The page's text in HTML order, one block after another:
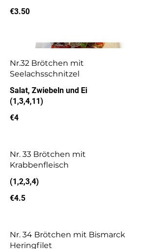
€3.50
Nr.32 Brötchen mit
Seelachsschnitzel
Salat, Zwiebeln und Ei
(1,3,4,11)
€4
Nr. 33 Brötchen mit
Krabbenfleisch
(1,2,3,4)
€4.5
Nr. 34 Brötchen mit Bismarck
Heringfilet